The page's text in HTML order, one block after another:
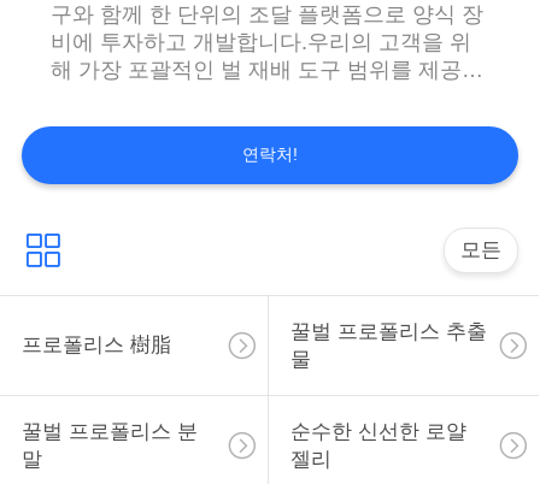
를
구
십
시
오
구와 함께 한 단위의 조달 플랫폼으로 양식 장
비에 투자하고 개발합니다.우리의 고객을 위
해 가장 포괄적인 벌 재배 도구 범위를 제공하
스페인, 터키, Itaty, 벨기에, 그리스, 캐나다, 호
주, 뉴질랜드, 중동 및 26 개 이상의 국가에서
인기가 있습니다.우리는 벌수염을 공급하는
있습니다꿀벌 꽃가루, 프로폴리스, 왕실 젤리
슈퍼-스윗은 젊고 활발한 팀을 보유하고 있으
며 모든 전문적인 서비스와 최고의 꿀벌 제품
을 효율적으로 제공 할 것입니다! 저희에 대한
문의는 진심으로 환영합니다! 꿀벌 프로폴리
연락처!
모든
프로폴리스 樹脂
꿀벌 프로폴리스 추출
물
꿀벌 프로폴리스 분
말
순수한 신선한 로얄
젤리